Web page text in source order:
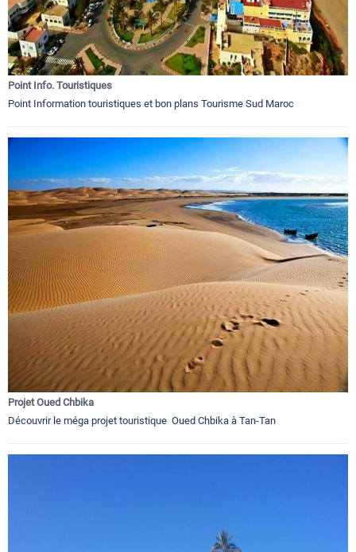
Point Info. Touristiques
Point Information touristiques et bon plans Tourisme Sud Maroc
Projet Oued Chbika
Découvrir le méga projet touristique Oued Chbika à Tan-Tan